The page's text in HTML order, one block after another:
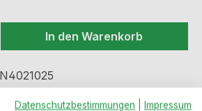
Gib den
In den Warenkorb
N4021025
Datenschutzbestimmungen
Impressum